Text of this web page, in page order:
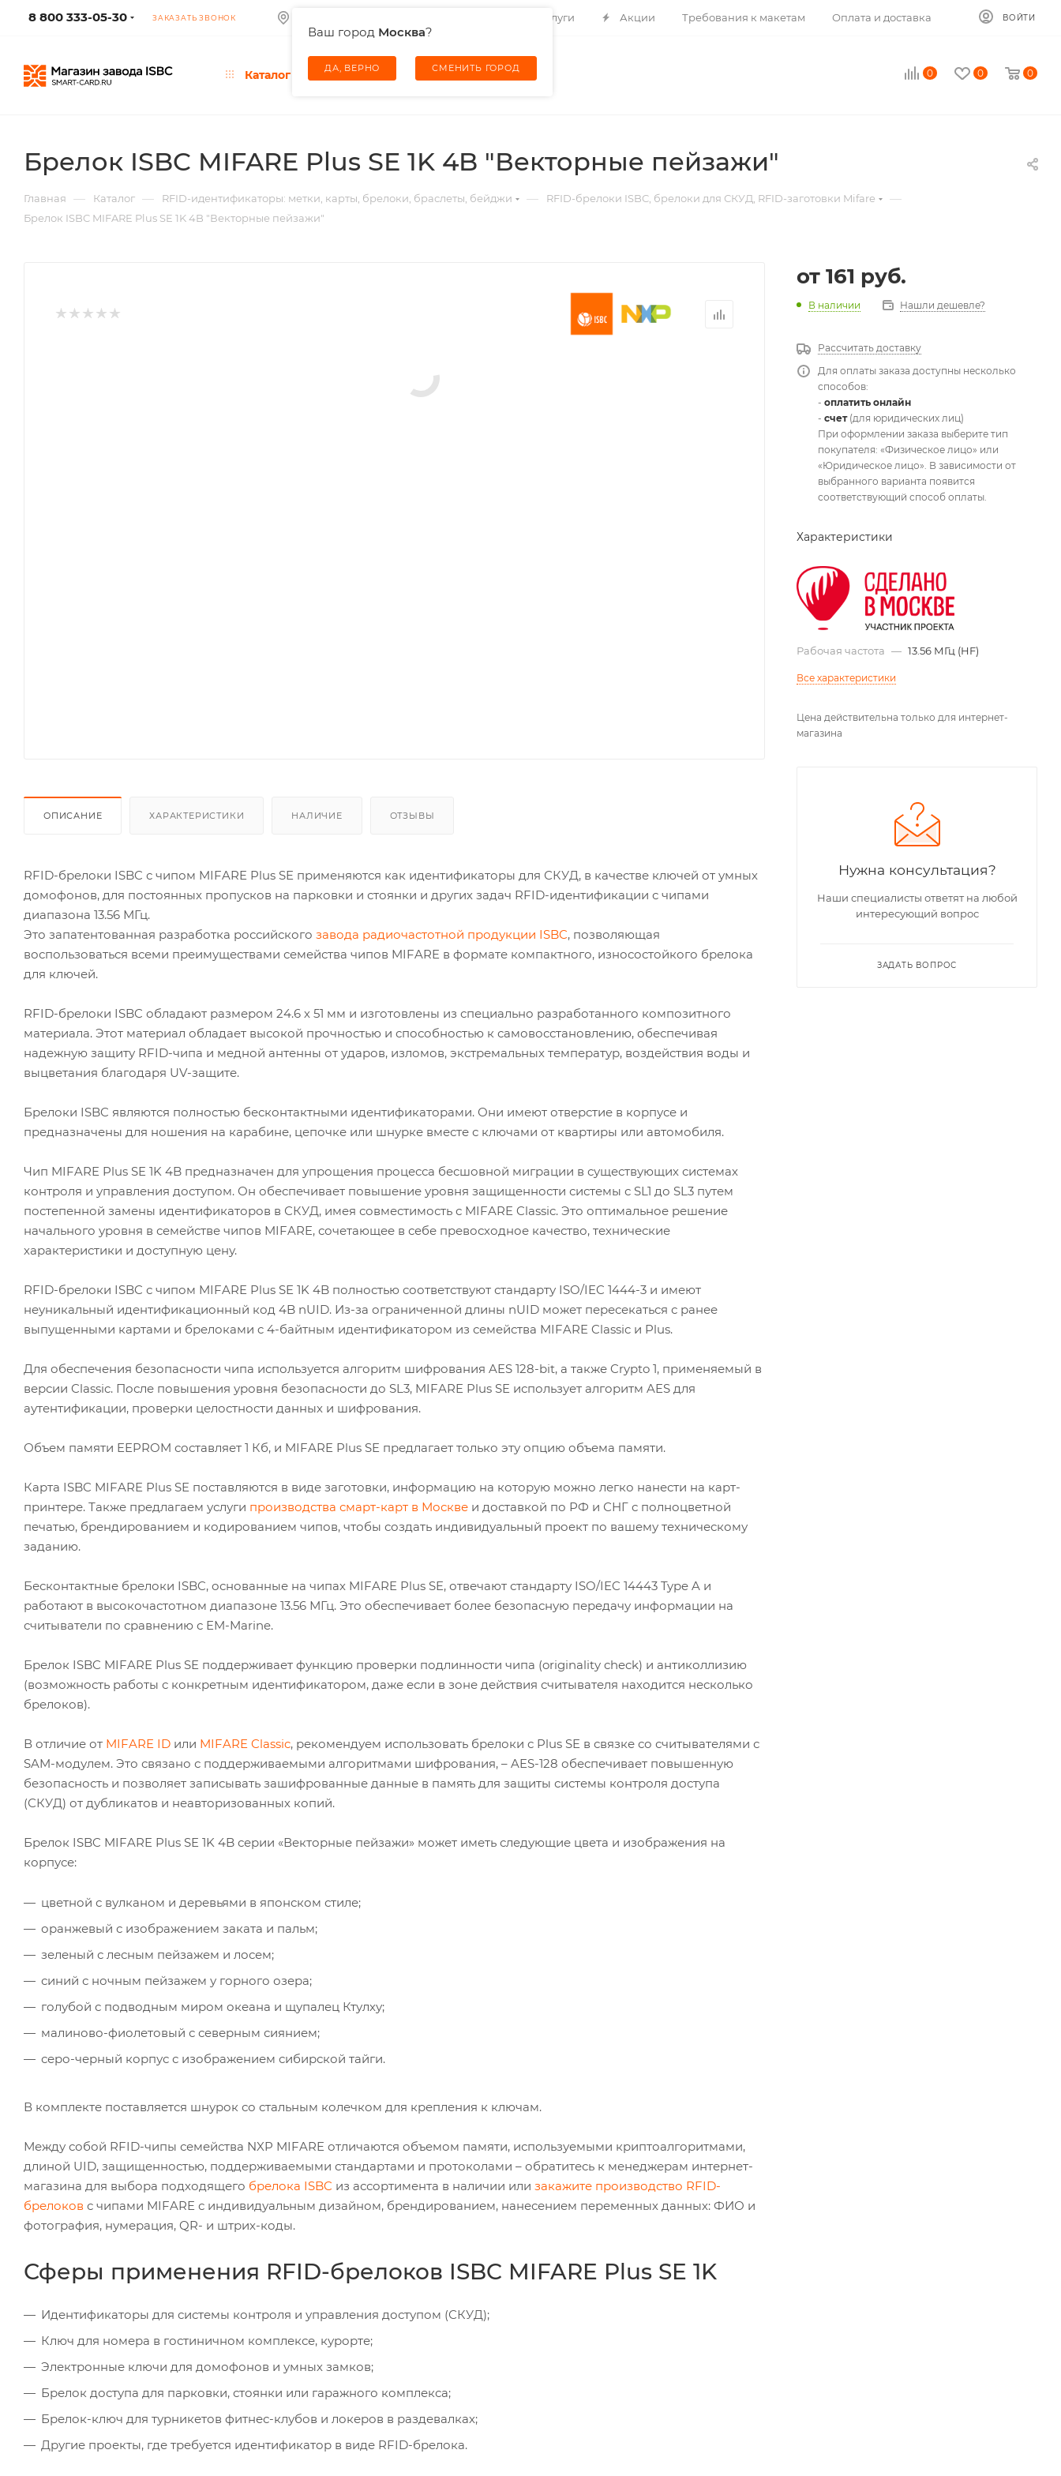
8 800 333-05-30 ЗАКАЗАТЬ ЗВОНОК
Ваш город Москва?
ДА, ВЕРНО СМЕНИТЬ ГОРОД
Услуги Акции Требования к макетам Оплата и доставка ВОЙТИ
Каталог 0 0 0
Брелок ISBC MIFARE Plus SE 1K 4B "Векторные пейзажи"
Главная — Каталог — RFID-идентификаторы: метки, карты, брелоки, браслеты, бейджи — RFID-брелоки ISBC, брелоки для СКУД, RFID-заготовки Mifare —
Брелок ISBC MIFARE Plus SE 1K 4B "Векторные пейзажи"
ОПИСАНИЕ ХАРАКТЕРИСТИКИ НАЛИЧИЕ ОТЗЫВЫ
RFID-брелоки ISBC с чипом MIFARE Plus SE применяются как идентификаторы для СКУД, в качестве ключей от умных
домофонов, для постоянных пропусков на парковки и стоянки и других задач RFID-идентификации с чипами
диапазона 13.56 МГц.
Это запатентованная разработка российского завода радиочастотной продукции ISBC, позволяющая
воспользоваться всеми преимуществами семейства чипов MIFARE в формате компактного, износостойкого брелока
для ключей.
RFID-брелоки ISBC обладают размером 24.6 х 51 мм и изготовлены из специально разработанного композитного
материала. Этот материал обладает высокой прочностью и способностью к самовосстановлению, обеспечивая
надежную защиту RFID-чипа и медной антенны от ударов, изломов, экстремальных температур, воздействия воды и
выцветания благодаря UV-защите.
Брелоки ISBC являются полностью бесконтактными идентификаторами. Они имеют отверстие в корпусе и
предназначены для ношения на карабине, цепочке или шнурке вместе с ключами от квартиры или автомобиля.
Чип MIFARE Plus SE 1K 4B предназначен для упрощения процесса бесшовной миграции в существующих системах
контроля и управления доступом. Он обеспечивает повышение уровня защищенности системы с SL1 до SL3 путем
постепенной замены идентификаторов в СКУД, имея совместимость с MIFARE Classic. Это оптимальное решение
начального уровня в семействе чипов MIFARE, сочетающее в себе превосходное качество, технические
характеристики и доступную цену.
RFID-брелоки ISBC с чипом MIFARE Plus SE 1K 4B полностью соответствуют стандарту ISO/IEC 1444-3 и имеют
неуникальный идентификационный код 4B nUID. Из-за ограниченной длины nUID может пересекаться с ранее
выпущенными картами и брелоками c 4-байтным идентификатором из семейства MIFARE Classic и Plus.
Для обеспечения безопасности чипа используется алгоритм шифрования AES 128-bit, а также Crypto 1, применяемый в
версии Classic. После повышения уровня безопасности до SL3, MIFARE Plus SE использует алгоритм AES для
аутентификации, проверки целостности данных и шифрования.
Объем памяти EEPROM составляет 1 Кб, и MIFARE Plus SE предлагает только эту опцию объема памяти.
Карта ISBC MIFARE Plus SE поставляются в виде заготовки, информацию на которую можно легко нанести на карт-
принтере. Также предлагаем услуги производства смарт-карт в Москве и доставкой по РФ и СНГ с полноцветной
печатью, брендированием и кодированием чипов, чтобы создать индивидуальный проект по вашему техническому
заданию.
Бесконтактные брелоки ISBC, основанные на чипах MIFARE Plus SE, отвечают стандарту ISO/IEC 14443 Type A и
работают в высокочастотном диапазоне 13.56 МГц. Это обеспечивает более безопасную передачу информации на
считыватели по сравнению с EM-Marine.
Брелок ISBC MIFARE Plus SE поддерживает функцию проверки подлинности чипа (originality check) и антиколлизию
(возможность работы с конкретным идентификатором, даже если в зоне действия считывателя находится несколько
брелоков).
В отличие от MIFARE ID или MIFARE Classic, рекомендуем использовать брелоки с Plus SE в связке со считывателями с
SAM-модулем. Это связано с поддерживаемыми алгоритмами шифрования, – AES-128 обеспечивает повышенную
безопасность и позволяет записывать зашифрованные данные в память для защиты системы контроля доступа
(СКУД) от дубликатов и неавторизованных копий.
Брелок ISBC MIFARE Plus SE 1K 4B серии «Векторные пейзажи» может иметь следующие цвета и изображения на
корпусе:
цветной с вулканом и деревьями в японском стиле;
оранжевый с изображением заката и пальм;
зеленый с лесным пейзажем и лосем;
синий с ночным пейзажем у горного озера;
голубой с подводным миром океана и щупалец Ктулху;
малиново-фиолетовый с северным сиянием;
серо-черный корпус с изображением сибирской тайги.
В комплекте поставляется шнурок со стальным колечком для крепления к ключам.
Между собой RFID-чипы семейства NXP MIFARE отличаются объемом памяти, используемыми криптоалгоритмами,
длиной UID, защищенностью, поддерживаемыми стандартами и протоколами – обратитесь к менеджерам интернет-
магазина для выбора подходящего брелока ISBC из ассортимента в наличии или закажите производство RFID-
брелоков с чипами MIFARE с индивидуальным дизайном, брендированием, нанесением переменных данных: ФИО и
фотография, нумерация, QR- и штрих-коды.
Сферы применения RFID-брелоков ISBC MIFARE Plus SE 1K
Идентификаторы для системы контроля и управления доступом (СКУД);
Ключ для номера в гостиничном комплексе, курорте;
Электронные ключи для домофонов и умных замков;
Брелок доступа для парковки, стоянки или гаражного комплекса;
Брелок-ключ для турникетов фитнес-клубов и локеров в раздевалках;
Другие проекты, где требуется идентификатор в виде RFID-брелока.
от 161 руб.
В наличии Нашли дешевле?
Рассчитать доставку
Для оплаты заказа доступны несколько
способов:
- оплатить онлайн
- счет(для юридических лиц)
При оформлении заказа выберите тип
покупателя: «Физическое лицо» или
«Юридическое лицо». В зависимости от
выбранного варианта появится
соответствующий способ оплаты.
Характеристики
Рабочая частота — 13.56 МГц (HF)
Все характеристики
Цена действительна только для интернет-
магазина
Нужна консультация?
Наши специалисты ответят на любой
интересующий вопрос
ЗАДАТЬ ВОПРОС